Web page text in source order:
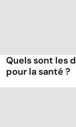
Quels sont les
pour la santé ?